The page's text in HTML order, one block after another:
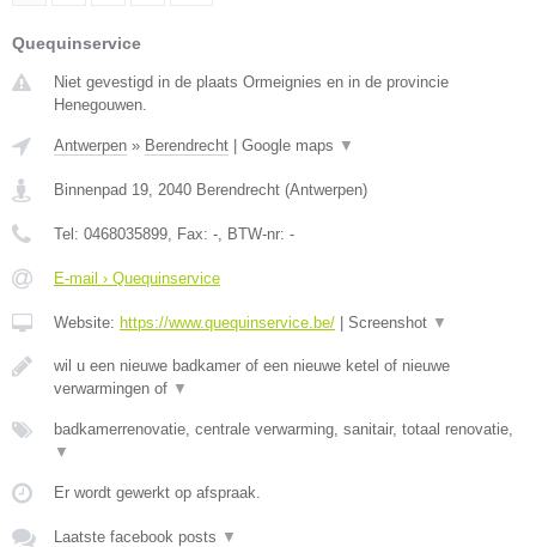
Quequinservice
Niet gevestigd in de plaats Ormeignies en in de provincie
Henegouwen.
Antwerpen » Berendrecht Google maps ▼
Binnenpad 19, 2040 Berendrecht (Antwerpen)
Tel: 0468035899, Fax: -, BTW-nr: -
E-mail › Quequinservice
Website: https://www.quequinservice.be/ Screenshot ▼
wil u een nieuwe badkamer of een nieuwe ketel of nieuwe
verwarmingen of ▼
badkamerrenovatie, centrale verwarming, sanitair, totaal renovatie,
▼
Er wordt gewerkt op afspraak.
Laatste facebook posts ▼